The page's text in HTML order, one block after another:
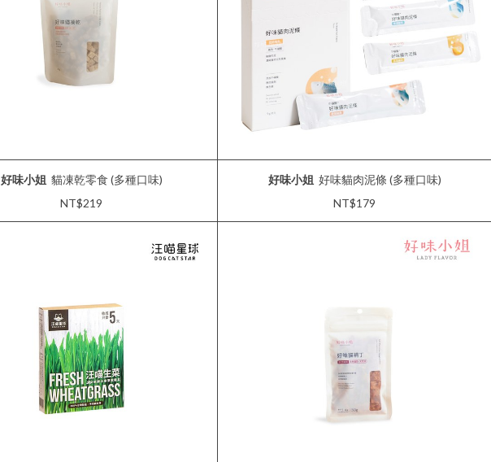
好味小姐 貓凍乾零食 (多種口味)
NT$219
好味小姐 好味貓肉泥條 (多種口味)
NT$179